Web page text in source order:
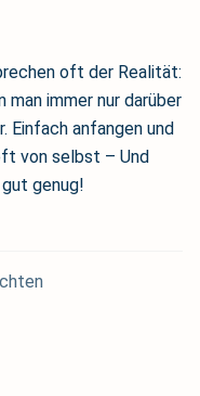
oft der Realität:
man immer nur darüber
Einfach anfangen und
von selbst – Und
genug!